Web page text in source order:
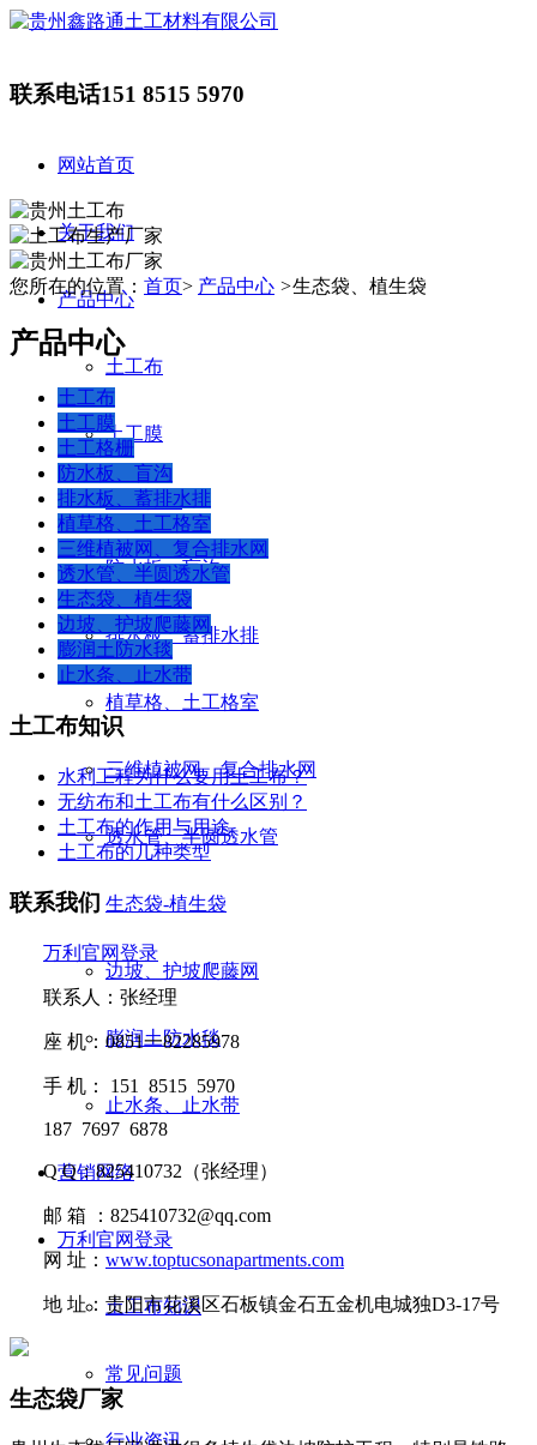
联系电话151 8515 5970
网站首页
关于我们
产品中心
土工布
土工膜
土工格栅
防水板、盲沟
排水板、蓄排水排
植草格、土工格室
三维植被网、复合排水网
透水管、半圆透水管
生态袋-植生袋
边坡、护坡爬藤网
膨润土防水毯
止水条、止水带
营销网络
万利官网登录
土工布知识
常见问题
您所在的位置： 首页> 产品中心 >生态袋、植生袋
产品中心
土工布
土工膜
土工格栅
防水板、盲沟
排水板、蓄排水排
植草格、土工格室
三维植被网、复合排水网
透水管、半圆透水管
生态袋、植生袋
边坡、护坡爬藤网
膨润土防水毯
止水条、止水带
土工布知识
水利工程为什么要用土工布？
无纺布和土工布有什么区别？
土工布的作用与用途
土工布的几种类型
联系我们
万利官网登录
联系人：张经理
座 机： 0851一82285978
手 机： 151 8515 5970
187 7697 6878
Q Q：825410732 （张经理）
邮 箱 ： 825410732@qq.com
网 址： www.toptucsonapartments.com
地 址：贵阳市花溪区石板镇金石五金机电城独D3-17号
生态袋厂家